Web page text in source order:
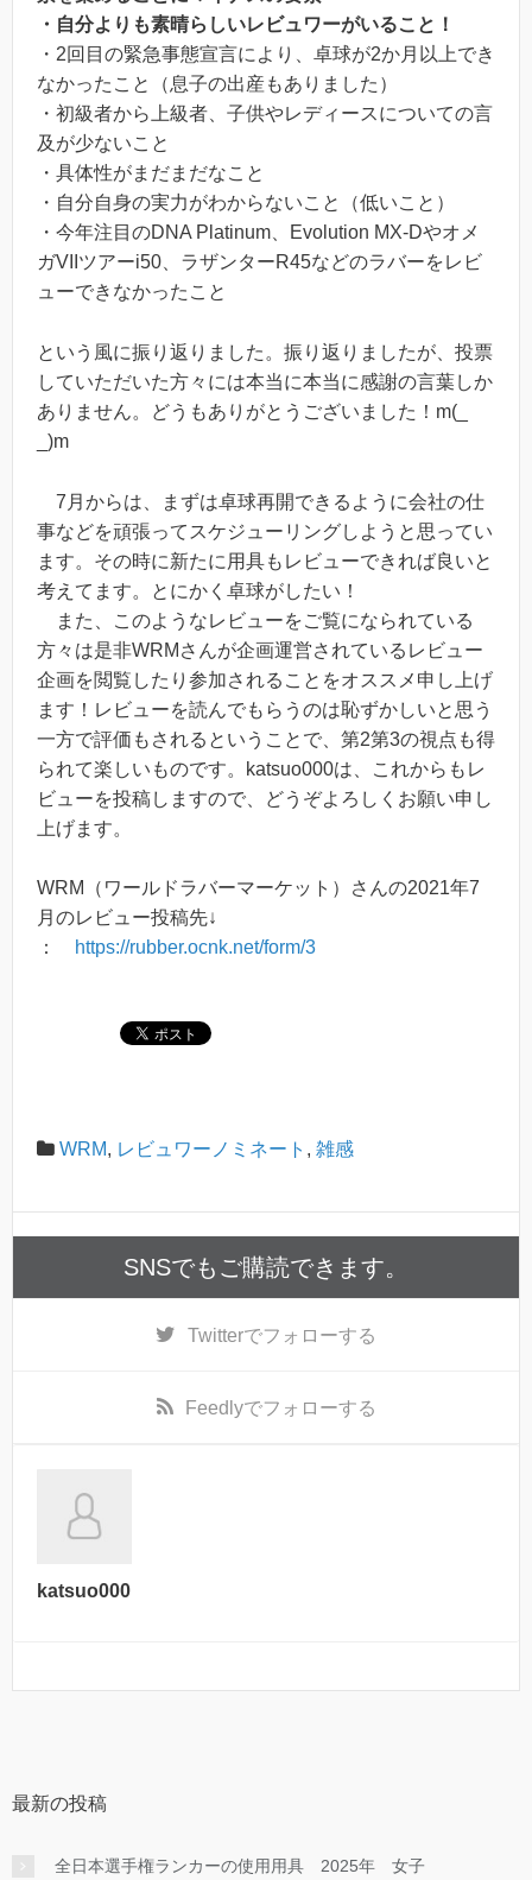
・自分よりも素晴らしいレビュワーがいること！
・2回目の緊急事態宣言により、卓球が2か月以上でき
なかったこと（息子の出産もありました）
・初級者から上級者、子供やレディースについての言
及が少ないこと
・具体性がまだまだなこと
・自分自身の実力がわからないこと（低いこと）
・今年注目のDNA Platinum、Evolution MX-Dやオメ
ガVIIツアーi50、ラザンターR45などのラバーをレビ
ューできなかったこと
という風に振り返りました。振り返りましたが、投票
していただいた方々には本当に本当に感謝の言葉しか
ありません。どうもありがとうございました！m(_
_)m
7月からは、まずは卓球再開できるように会社の仕
事などを頑張ってスケジューリングしようと思ってい
ます。その時に新たに用具もレビューできれば良いと
考えてます。とにかく卓球がしたい！
また、このようなレビューをご覧になられている
方々は是非WRMさんが企画運営されているレビュー
企画を閲覧したり参加されることをオススメ申し上げ
ます！レビューを読んでもらうのは恥ずかしいと思う
一方で評価もされるということで、第2第3の視点も得
られて楽しいものです。katsuo000は、これからもレ
ビューを投稿しますので、どうぞよろしくお願い申し
上げます。
WRM（ワールドラバーマーケット）さんの2021年7
月のレビュー投稿先↓
：
https://rubber.ocnk.net/form/3
WRM, レビュワーノミネート , 雑感
SNSでもご購読できます。
Twitterでフォローする
Feedlyでフォローする
katsuo000
最新の投稿
全日本選手権ランカーの使用用具 2025年 女子